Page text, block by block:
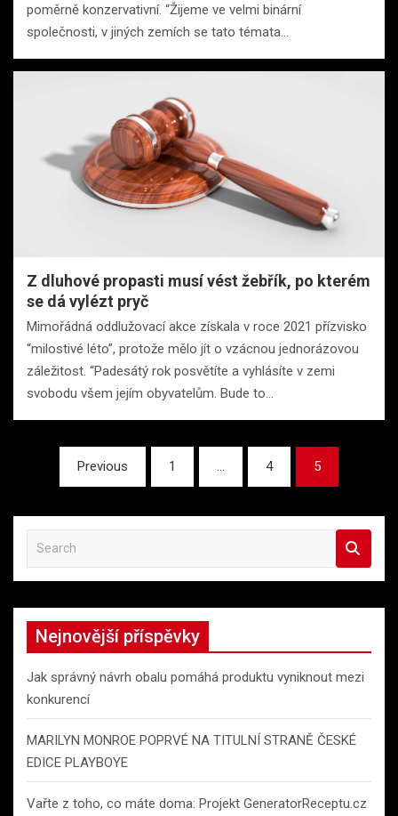
poměrně konzervativní. “Žijeme ve velmi binární
společnosti, v jiných zemích se tato témata…
Z dluhové propasti musí vést žebřík, po kterém
se dá vylézt pryč
Mimořádná oddlužovací akce získala v roce 2021 přízvisko
“milostivé léto”, protože mělo jít o vzácnou jednorázovou
záležitost. “Padesátý rok posvětíte a vyhlásíte v zemi
svobodu všem jejím obyvatelům. Bude to…
Stránkování
příspěvků
Previous 1 … 4 5
a
r
h
Nejnovější příspěvky
Jak správný návrh obalu pomáhá produktu vyniknout mezi
konkurencí
MARILYN MONROE POPRVÉ NA TITULNÍ STRANĚ ČESKÉ
EDICE PLAYBOYE
Vařte z toho, co máte doma: Projekt GeneratorReceptu.cz